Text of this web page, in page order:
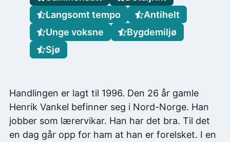
Handlingen er lagt til 1996. Den 26 år gamle
Henrik Vankel befinner seg i Nord-Norge. Han
jobber som lærervikar. Han har det bra. Til det
en dag går opp for ham at han er forelsket. I en
Langsomt tempo
Antihelt
Unge voksne
Bygdemiljø
Sjø